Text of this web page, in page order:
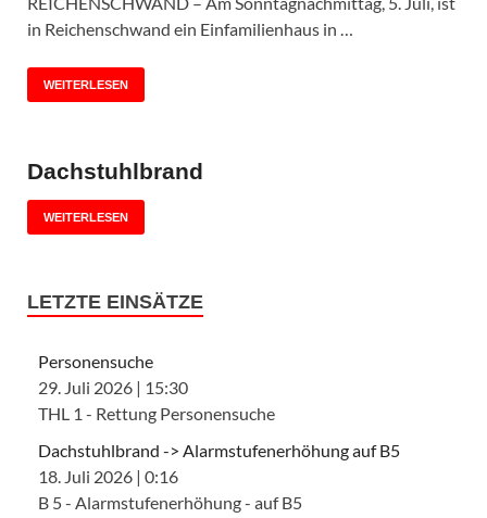
in Reichenschwand ein Einfamilienhaus in …
WEITERLESEN
Dachstuhlbrand
WEITERLESEN
LETZTE EINSÄTZE
Personensuche
29. Juli 2026 | 15:30
THL 1 - Rettung Personensuche
Dachstuhlbrand -> Alarmstufenerhöhung auf B5
18. Juli 2026 | 0:16
B 5 - Alarmstufenerhöhung - auf B5